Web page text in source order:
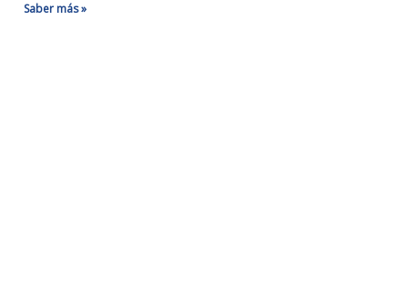
Saber más »